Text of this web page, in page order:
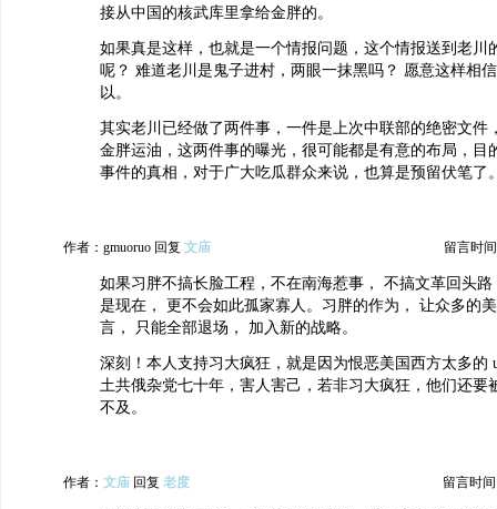
接从中国的核武库里拿给金胖的。
如果真是这样，也就是一个情报问题，这个情报送到老川
呢？ 难道老川是鬼子进村，两眼一抹黑吗？ 愿意这样相
以。
其实老川已经做了两件事，一件是上次中联部的绝密文件
金胖运油，这两件事的曝光，很可能都是有意的布局，目
事件的真相，对于广大吃瓜群众来说，也算是预留伏笔了
作者：gmuoruo 回复 文庙 留言时
如果习胖不搞长脸工程，不在南海惹事， 不搞文革回头
是现在， 更不会如此孤家寡人。习胖的作为， 让众多的
言， 只能全部退场， 加入新的战略。
深刻！本人支持习大疯狂，就是因为恨恶美国西方太多的
土共俄杂党七十年，害人害己，若非习大疯狂，他们还要
不及。
作者： 文庙 回复 老度 留言时间